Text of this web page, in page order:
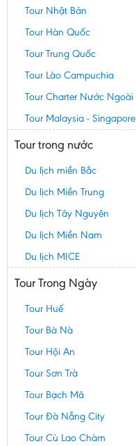
Tour Nhật Bản
Tour Hàn Quốc
Tour Trung Quốc
Tour Lào Campuchia
Tour Charter Nước Ngoài
Tour Malaysia - Singapore
Tour trong nước
Du lịch miền Bắc
Du lịch Miền Trung
Du lịch Tây Nguyên
Du lịch Miền Nam
Du lịch MICE
Tour Trong Ngày
Tour Huế
Tour Bà Nà
Tour Hội An
Tour Sơn Trà
Tour Bạch Mã
Tour Đà Nẵng City
Tour Cù Lao Chàm